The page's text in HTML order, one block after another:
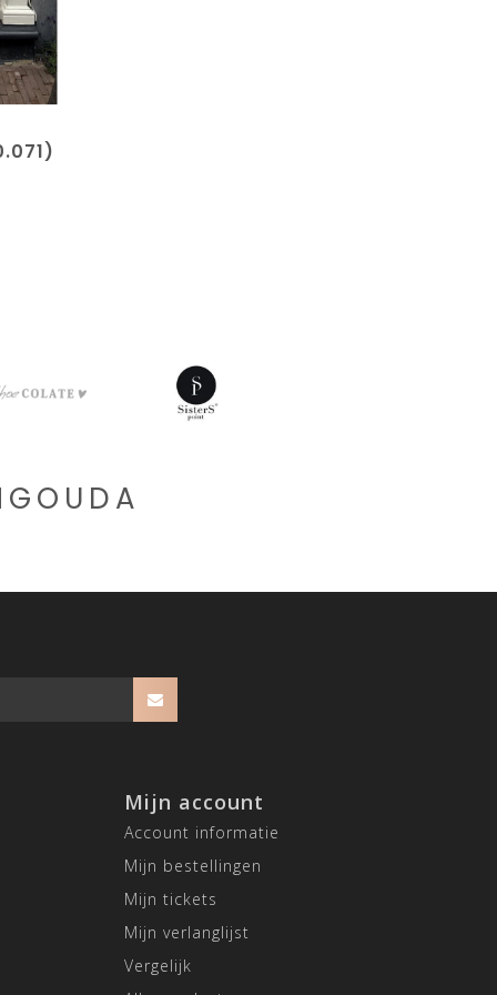
Mijn account
Account informatie
Mijn bestellingen
Mijn tickets
Mijn verlanglijst
Vergelijk